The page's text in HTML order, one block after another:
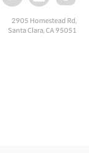
2905 Homestead Rd,
Santa Clara, CA 95051